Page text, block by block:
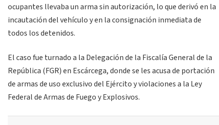
ocupantes llevaba un arma sin autorización, lo que derivó en la
incautación del vehículo y en la consignación inmediata de
todos los detenidos.
El caso fue turnado a la Delegación de la Fiscalía General de la
República (FGR) en Escárcega, donde se les acusa de portación
de armas de uso exclusivo del Ejército y violaciones a la Ley
Federal de Armas de Fuego y Explosivos.